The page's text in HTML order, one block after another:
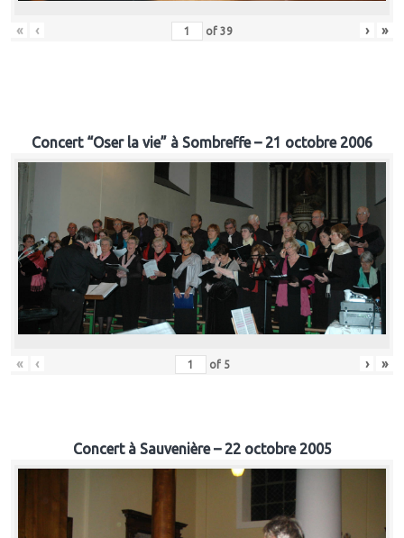
« ‹ of 39 › »
Concert “Oser la vie” à Sombreffe – 21 octobre 2006
« ‹ of 5 › »
Concert à Sauvenière – 22 octobre 2005